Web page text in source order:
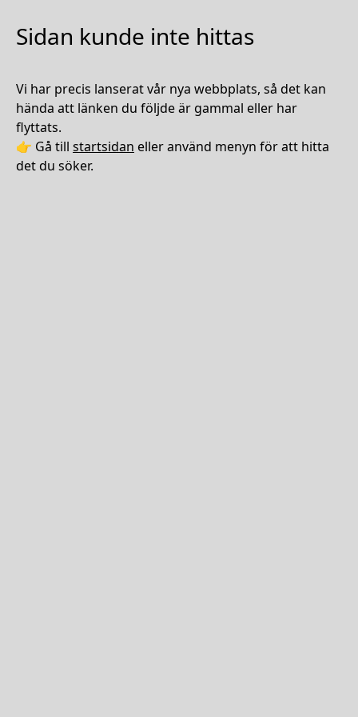
Sidan kunde inte hittas
Vi har precis lanserat vår nya webbplats, så det kan
hända att länken du följde är gammal eller har
flyttats.
👉 Gå till startsidan eller använd menyn för att hitta
det du söker.